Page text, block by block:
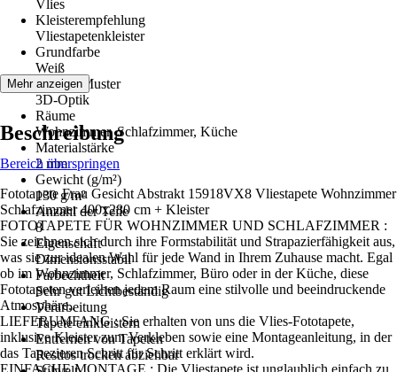
Vlies
Kleisterempfehlung
Vliestapetenkleister
Grundfarbe
Weiß
Dekor / Muster
3D-Optik
Räume
Wohnzimmer, Schlafzimmer, Küche
Materialstärke
2 mm
Gewicht (g/m²)
130 g/m²
Anzahl der Teile
8
Eigenschaft
Dimensionsstabil
Farbechtheit
Sehr gut Lichtbeständig
Verarbeitung
Tapete einkleistern
Entfernen von Tapeten
Restlos trocken abziehbar
Mehr anzeigen
Beschreibung
Bereich überspringen
Fototapete Frau Gesicht Abstrakt 15918VX8 Vliestapete Wohnzimmer
Schlafzimmer 400x280 cm + Kleister
FOTOTAPETE FÜR WOHNZIMMER UND SCHLAFZIMMER :
Sie zeichnen sich durch ihre Formstabilität und Strapazierfähigkeit aus,
was sie zur idealen Wahl für jede Wand in Ihrem Zuhause macht. Egal
ob im Wohnzimmer, Schlafzimmer, Büro oder in der Küche, diese
Fototapeten verleihen jedem Raum eine stilvolle und beeindruckende
Atmosphäre..
LIEFERUMFANG : Sie erhalten von uns die Vlies-Fototapete,
inklusive Kleister zum Verkleben sowie eine Montageanleitung, in der
das Tapezieren Schritt für Schritt erklärt wird.